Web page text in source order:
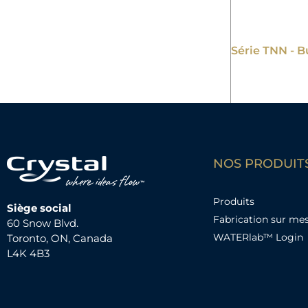
Série TNN -
Siège social
60 Snow Blvd.
Toronto, ON, Canada
L4K 4B3
NOS
Produits
Fabrication sur
WATERlab™ Login